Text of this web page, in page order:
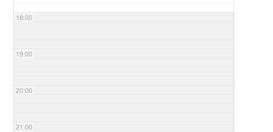
18:00
19:00
20:00
21:00